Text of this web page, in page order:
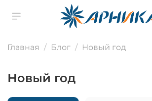
Главная Блог Новый год
Новый год